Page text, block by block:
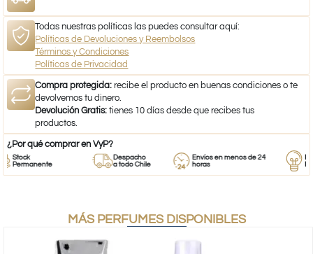
Todas nuestras políticas las puedes consultar aquí:
Políticas de Devoluciones y Reembolsos
Términos y Condiciones
Políticas de Privacidad
Compra protegida: recibe el producto en buenas condiciones o te
devolvemos tu dinero.
Devolución Gratis: tienes 10 días desde que recibes tus
productos.
¿Por qué comprar en VyP?
Stock
Permanente
Despacho
a todo Chile
Envíos en menos de 24
horas
MÁS PERFUMES DISPONIBLES